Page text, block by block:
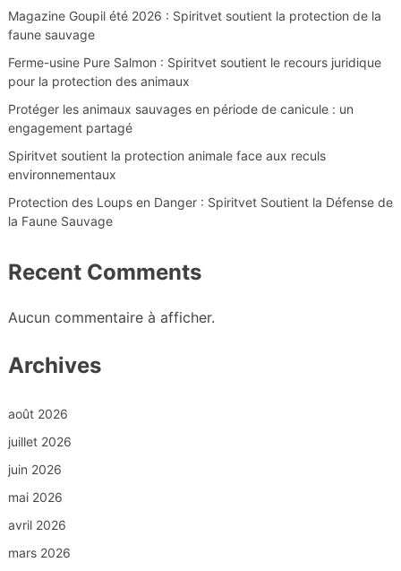
Magazine Goupil été 2026 : Spiritvet soutient la protection de la
faune sauvage
Ferme-usine Pure Salmon : Spiritvet soutient le recours juridique
pour la protection des animaux
Protéger les animaux sauvages en période de canicule : un
engagement partagé
Spiritvet soutient la protection animale face aux reculs
environnementaux
Protection des Loups en Danger : Spiritvet Soutient la Défense de
la Faune Sauvage
Recent Comments
Aucun commentaire à afficher.
Archives
août 2026
juillet 2026
juin 2026
mai 2026
avril 2026
mars 2026